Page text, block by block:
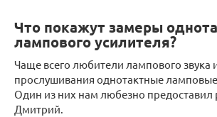
Что покажут замеры
лампового усилителя?
Чаще всего любители лампового звука
прослушивания однотактные
Один из них нам любезно
Дмитрий.